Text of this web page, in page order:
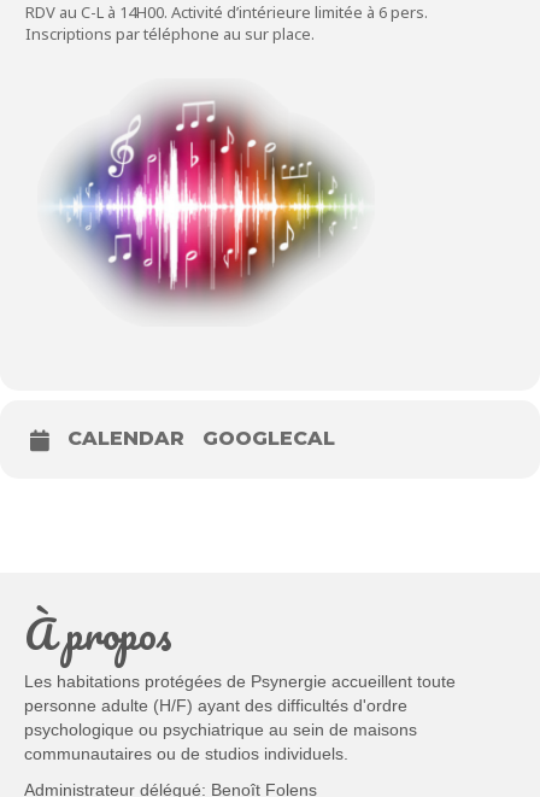
RDV au C-L à 14H00. Activité d’intérieure limitée à 6 pers.
Inscriptions par téléphone au sur place.
CALENDAR GOOGLECAL
À propos
Les habitations protégées de Psynergie accueillent toute
personne adulte (H/F) ayant des difficultés d'ordre
psychologique ou psychiatrique au sein de maisons
communautaires ou de studios individuels.
Administrateur délégué: Benoît Folens